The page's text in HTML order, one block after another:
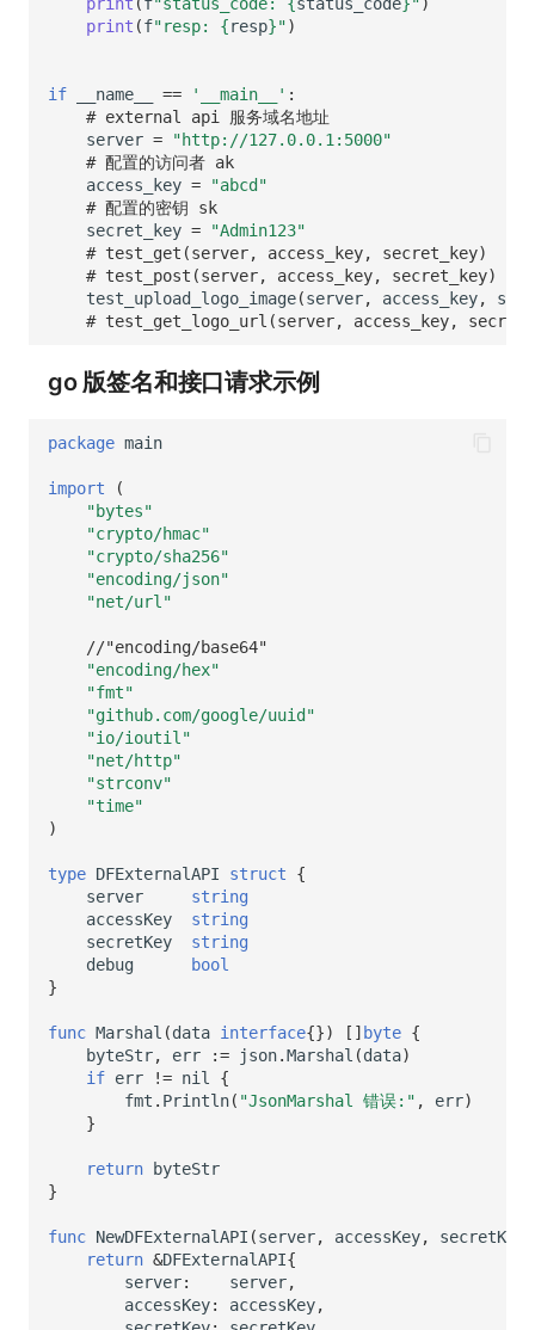
print (f"resp: {resp}")
if __name__ == '__main__' :
# external api 服务域名地址
server =
"http://127.0.0.1:5000"
# 配置的访问者 ak
access_key =
"abcd"
# 配置的密钥 sk
secret_key =
"Admin123"
# test_get(server, access_key, secret_key)
# test_post(server, access_key, secret_key)
test_upload_logo_image(server, access_key,
# test_get_logo_url(server, access_key,
go 版签名和接口请求示例
package main
import
(
"bytes"
"crypto/hmac"
"crypto/sha256"
"encoding/json"
"net/url"
//"encoding/base64"
"encoding/hex"
"fmt"
"github.com/google/uuid"
"io/ioutil"
"net/http"
"strconv"
"time"
)
type DFExternalAPI struct
{
server
string
accessKey
string
secretKey
string
debug
bool
}
func Marshal (data interface{}) []byte {
byteStr, err := json.Marshal (data)
if err != nil
{
fmt . Println( "JsonMarshal 错误:" , err)
}
return byteStr
}
func NewDFExternalAPI (server, accessKey,
secretKey
return &DFExternalAPI{
server: server,
accessKey: accessKey,